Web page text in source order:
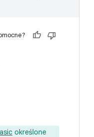
określone